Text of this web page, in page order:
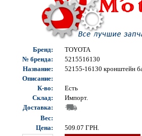
Бренд:
TOYOTA
№ бренда:
5215516130
Название:
52155-16130 кронштейн
Описание:
К-во:
Есть
Склад:
Импорт.
Доставка:
Вес:
Цена:
509.07 ГРН.